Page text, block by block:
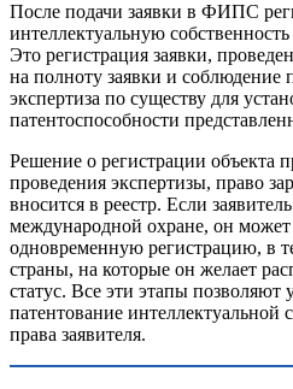
После подачи заявки в ФИПС
интеллектуальную
Это регистрация заявки,
на полноту заявки и соблюдение
экспертиза по существу для
патентоспособности
Решение о регистрации объекта
проведения экспертизы, право
вносится в реестр. Если
международной охране, он может
одновременную регистрацию, в
страны, на которые он желает
статус. Все эти этапы
патентование интеллектуальной
права заявителя.